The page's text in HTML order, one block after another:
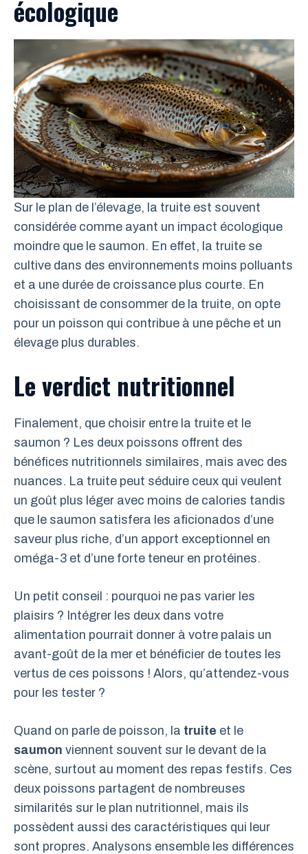
écologique
Sur le plan de l’élevage, la truite est souvent
considérée comme ayant un impact écologique
moindre que le saumon. En effet, la truite se
cultive dans des environnements moins polluants
et a une durée de croissance plus courte. En
choisissant de consommer de la truite, on opte
pour un poisson qui contribue à une pêche et un
élevage plus durables.
Le verdict nutritionnel
Finalement, que choisir entre la truite et le
saumon ? Les deux poissons offrent des
bénéfices nutritionnels similaires, mais avec des
nuances. La truite peut séduire ceux qui veulent
un goût plus léger avec moins de calories tandis
que le saumon satisfera les aficionados d’une
saveur plus riche, d’un apport exceptionnel en
oméga-3 et d’une forte teneur en protéines.
Un petit conseil : pourquoi ne pas varier les
plaisirs ? Intégrer les deux dans votre
alimentation pourrait donner à votre palais un
avant-goût de la mer et bénéficier de toutes les
vertus de ces poissons ! Alors, qu’attendez-vous
pour les tester ?
Quand on parle de poisson, la truite et le
saumon viennent souvent sur le devant de la
scène, surtout au moment des repas festifs. Ces
deux poissons partagent de nombreuses
similarités sur le plan nutritionnel, mais ils
possèdent aussi des caractéristiques qui leur
sont propres. Analysons ensemble les différences